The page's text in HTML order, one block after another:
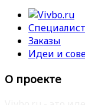
Заказы
Идеи и
О проекте